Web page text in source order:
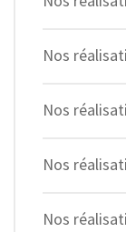
Nos
Nos
Nos
Nos